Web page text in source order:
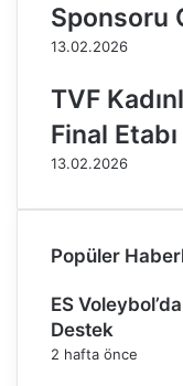
r
B
y
z
ı
,
o
e
y
b
Sponsoru
13.02.2026
TVF
Final
13.02.2026
Popüler
ES
Destek
2 hafta önce